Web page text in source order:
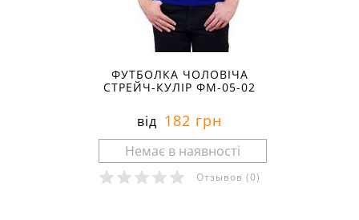
ФУТБОЛКА ЧОЛОВІЧА
СТРЕЙЧ-КУЛІР ФМ-05-02
від 182 грн
Отзывов (0)